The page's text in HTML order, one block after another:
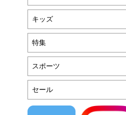
キッズ
特集
スポーツ
セール